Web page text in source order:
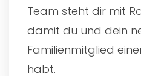
Team steht dir mit
damit du und dein
Familienmitglied
habt.